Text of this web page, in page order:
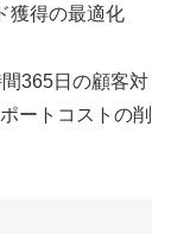
獲得の最適化
365日の顧客対
ートコストの削